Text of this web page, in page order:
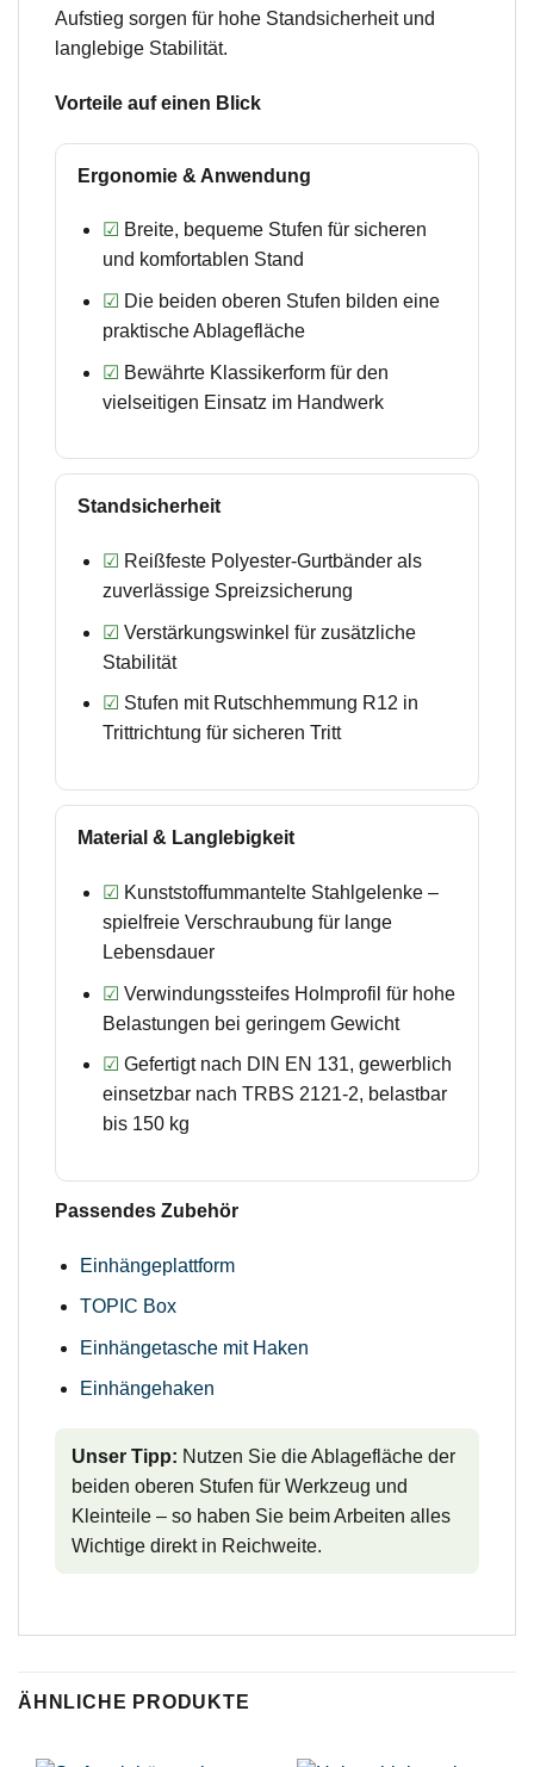
Aufstieg sorgen für hohe Standsicherheit und
langlebige Stabilität.
Vorteile auf einen Blick
Ergonomie & Anwendung
☑ Breite, bequeme Stufen für sicheren
und komfortablen Stand
☑ Die beiden oberen Stufen bilden eine
praktische Ablagefläche
☑ Bewährte Klassikerform für den
vielseitigen Einsatz im Handwerk
Standsicherheit
☑ Reißfeste Polyester-Gurtbänder als
zuverlässige Spreizsicherung
☑ Verstärkungswinkel für zusätzliche
Stabilität
☑ Stufen mit Rutschhemmung R12 in
Trittrichtung für sicheren Tritt
Material & Langlebigkeit
☑ Kunststoffummantelte Stahlgelenke –
spielfreie Verschraubung für lange
Lebensdauer
☑ Verwindungssteifes Holmprofil für hohe
Belastungen bei geringem Gewicht
☑ Gefertigt nach DIN EN 131, gewerblich
einsetzbar nach TRBS 2121-2, belastbar
bis 150 kg
Passendes Zubehör
Einhängeplattform
TOPIC Box
Einhängetasche mit Haken
Einhängehaken
Unser Tipp: Nutzen Sie die Ablagefläche der
beiden oberen Stufen für Werkzeug und
Kleinteile – so haben Sie beim Arbeiten alles
Wichtige direkt in Reichweite.
ÄHNLICHE PRODUKTE